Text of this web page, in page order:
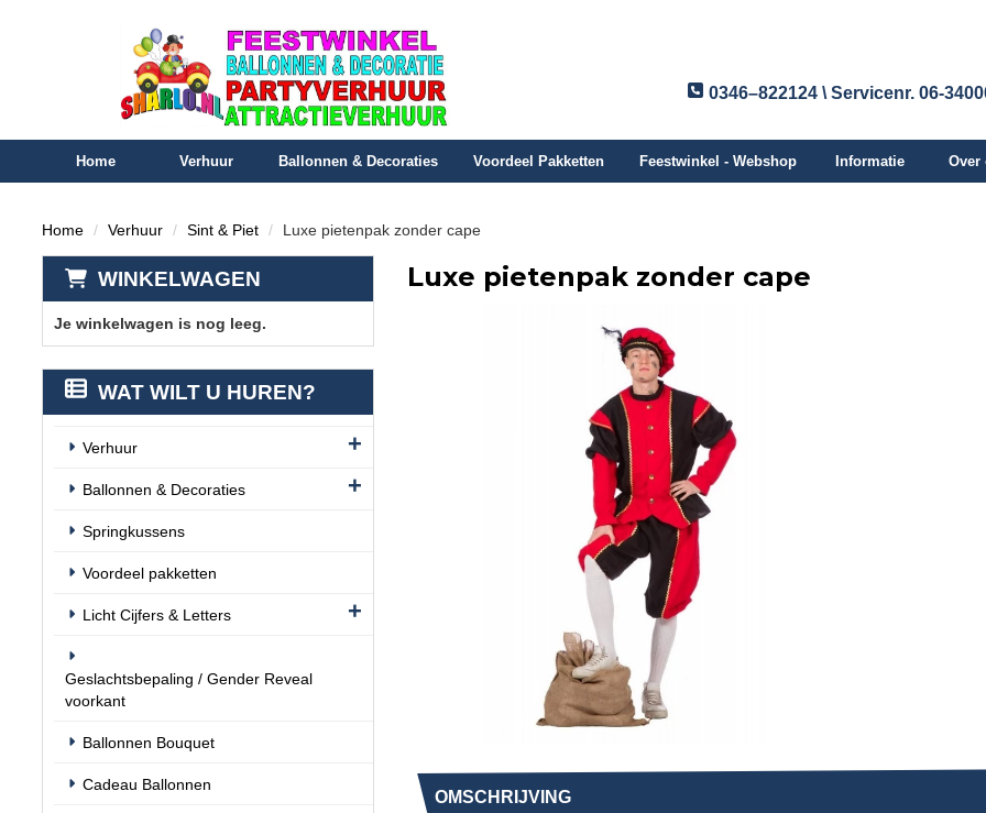
0346–822124 \ Servicenr. 06-
Home Verhuur Ballonnen & Decoraties Voordeel Pakketten Feestwinkel - Webshop Informatie Over
Home Verhuur Sint & Piet Luxe pietenpak zonder cape
WINKELWAGEN
Je winkelwagen is nog leeg.
WAT WILT U HUREN?
Verhuur
Ballonnen & Decoraties
Springkussens
Voordeel pakketten
Licht Cijfers & Letters
Geslachtsbepaling / Gender Reveal
voorkant
Ballonnen Bouquet
Cadeau Ballonnen
Luxe pietenpak zonder cape
OMSCHRIJVING